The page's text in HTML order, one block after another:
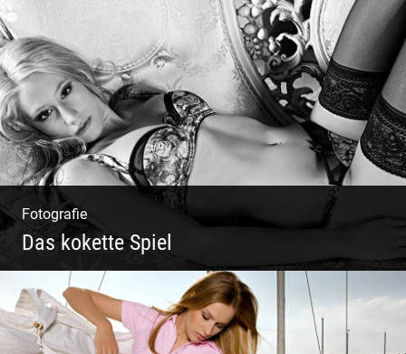
Freiheit genießen | Körper, Geist und Energie
| Ruhe und Entspannung | Bewusstsein für
Natur
Fotografie
Das kokette Spiel
Sinnlich inszeniert, spielerische Poesie